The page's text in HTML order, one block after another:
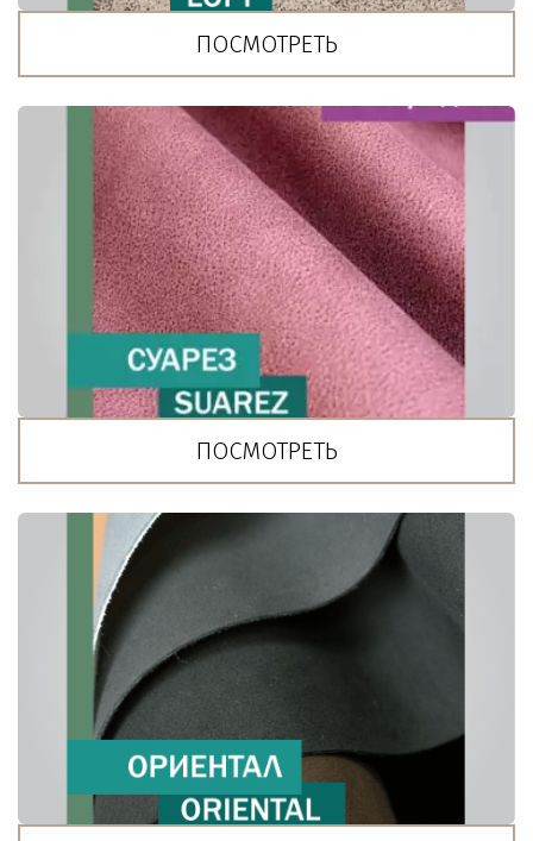
ПОСМОТРЕТЬ
ПОСМОТРЕТЬ